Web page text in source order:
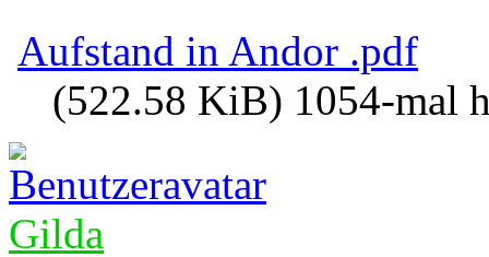
Aufstand in Andor .pdf
(522.58 KiB) 1054-mal
Gilda